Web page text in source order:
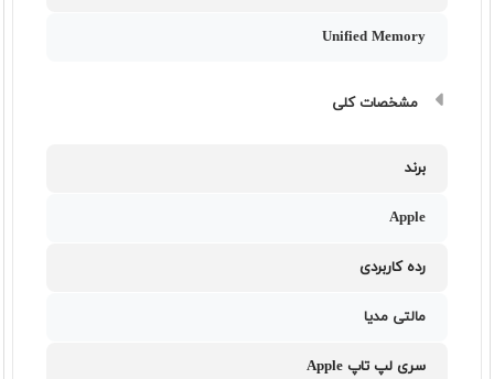
Unified Memory
مشخصات کلی
برند
Apple
رده کاربردی
مالتی مدیا
سری لپ تاپ Apple